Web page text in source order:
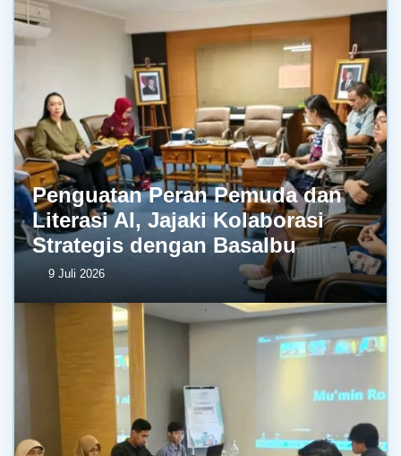
Penguatan Peran Pemuda dan
Literasi AI, Jajaki Kolaborasi
Strategis dengan BasaIbu
9 Juli 2026